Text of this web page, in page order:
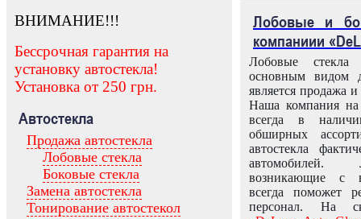
ВНИМАНИЕ!!!
Бессрочная гарантия на
установку автостекла!
Установка от 250 грн.
Автостекла
Продажа автостекла
Лобовые стекла
Боковые стекла
Замена автостекла
Тонирование автостекол
Лобовые и
компаниии
Лобовые
основным видом
является продажа и
Наша компания на
всегда в
обширных
автостекла
возникающие с
всегда поможет
персонал. На